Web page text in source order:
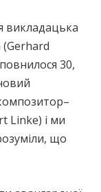
викладацька
(Gerhard
30,
Linke) і ми
що